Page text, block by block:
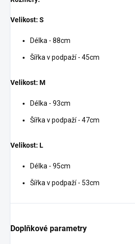
Velikost: S
Délka - 88cm
Šířka v podpaží - 45cm
Velikost: M
Délka - 93cm
Šířka v podpaží - 47cm
Velikost: L
Délka - 95cm
Šířka v podpaží - 53cm
Doplňkové parametry